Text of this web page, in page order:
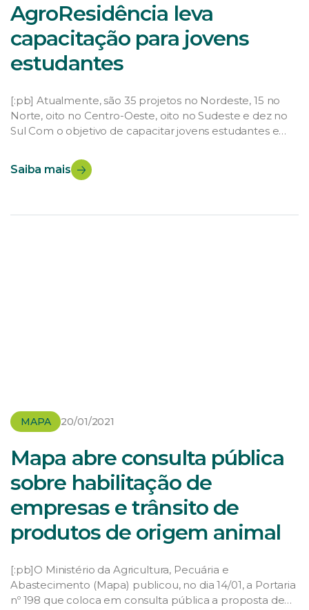
AgroResidência leva
capacitação para jovens
estudantes
[:pb] Atualmente, são 35 projetos no Nordeste, 15 no
Norte, oito no Centro-Oeste, oito no Sudeste e dez no
Sul Com o objetivo de capacitar jovens estudantes e
Programa de Residência Profissional Agrícola, do
Ministério da Agricultura, Pecuária e Abastecimento
Saiba mais
MAPA 20/01/2021
Mapa abre consulta pública
sobre habilitação de
empresas e trânsito de
produtos de origem animal
[:pb]O Ministério da Agricultura, Pecuária e
Abastecimento (Mapa) publicou, no dia 14/01, a Portaria
nº 198 que coloca em consulta pública a proposta de